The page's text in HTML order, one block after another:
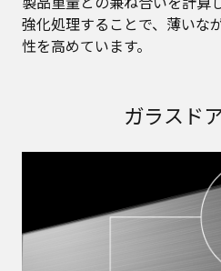
強化処理することで、薄いな
性を高めています。
ガラスド